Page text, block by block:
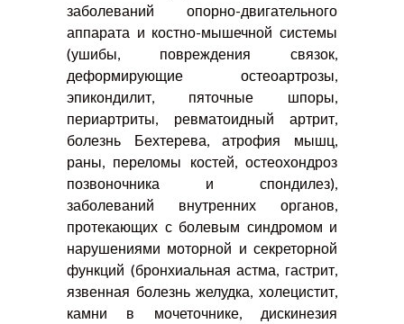
заболеваний опорно-двигательного
аппарата и костно-мышечной системы
(ушибы, повреждения связок,
деформирующие остеоартрозы,
эпикондилит, пяточные шпоры,
периартриты, ревматоидный артрит,
болезнь Бехтерева, атрофия мышц,
раны, переломы костей, остеохондроз
позвоночника и спондилез),
заболеваний внутренних органов,
протекающих с болевым синдромом и
нарушениями моторной и секреторной
функций (бронхиальная астма, гастрит,
язвенная болезнь желудка, холецистит,
камни в мочеточнике, дискинезия